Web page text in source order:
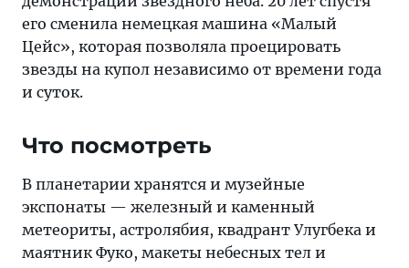
его сменила немецкая машина «Малый
Цейс», которая позволяла проецировать
звезды на купол независимо от времени года
и суток.
Что посмотреть
В планетарии хранятся и музейные
экспонаты — железный и каменный
метеориты, астролябия, квадрант Улугбека и
маятник Фуко, макеты небесных тел и